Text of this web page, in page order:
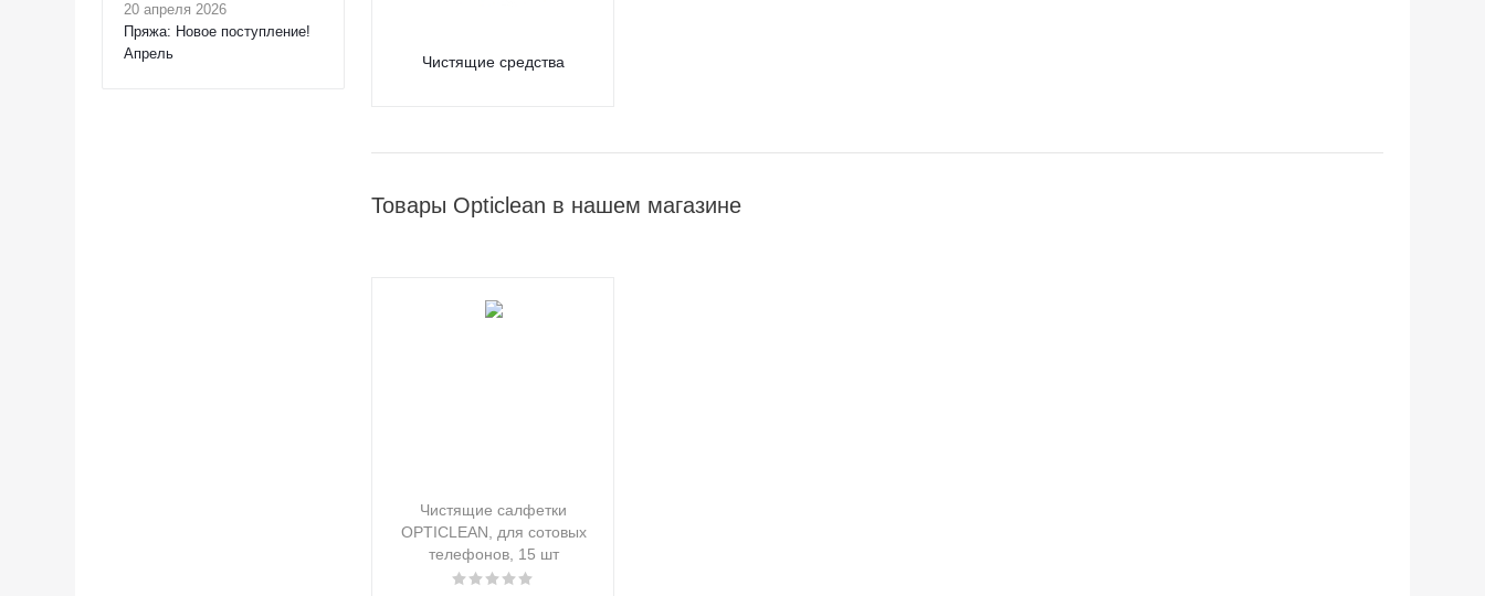
20 апреля 2026
Пряжа: Новое поступление!
Апрель
Чистящие средства
Товары Opticlean в нашем магазине
Чистящие салфетки
OPTICLEAN, для сотовых
телефонов, 15 шт